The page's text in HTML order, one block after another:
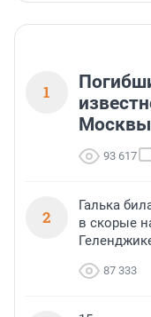
1
Москвы
93 617
2
Галька
в скорые
87 333